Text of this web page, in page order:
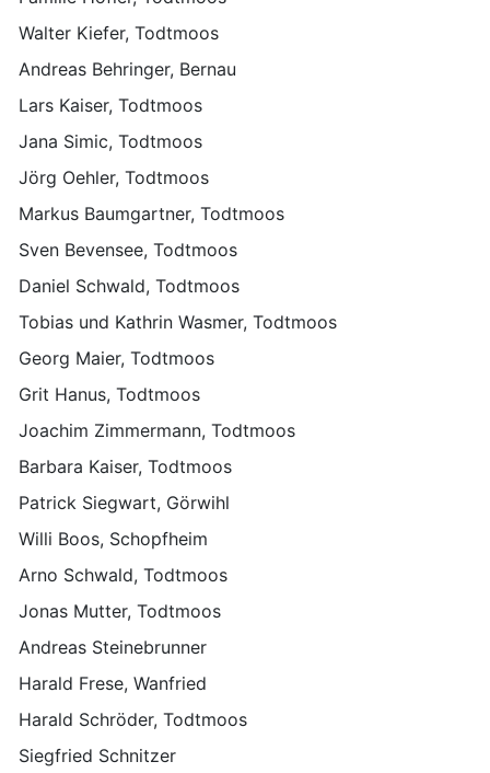
Walter Kiefer, Todtmoos
Andreas Behringer, Bernau
Lars Kaiser, Todtmoos
Jana Simic, Todtmoos
Jörg Oehler, Todtmoos
Markus Baumgartner, Todtmoos
Sven Bevensee, Todtmoos
Daniel Schwald, Todtmoos
Tobias und Kathrin Wasmer, Todtmoos
Georg Maier, Todtmoos
Grit Hanus, Todtmoos
Joachim Zimmermann, Todtmoos
Barbara Kaiser, Todtmoos
Patrick Siegwart, Görwihl
Willi Boos, Schopfheim
Arno Schwald, Todtmoos
Jonas Mutter, Todtmoos
Andreas Steinebrunner
Harald Frese, Wanfried
Harald Schröder, Todtmoos
Siegfried Schnitzer